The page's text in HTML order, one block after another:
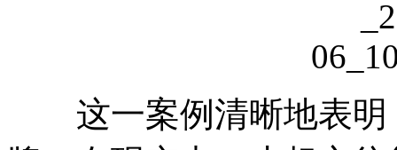
这一案例清晰地表明